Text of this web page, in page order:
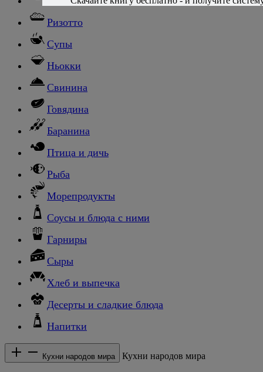
Ризотто
Супы
Ньокки
Свинина
Говядина
Баранина
Птица и дичь
Рыба
Морепродукты
Соусы и блюда с ними
Гарниры
Сыры
Хлеб и выпечка
Десерты и сладкие блюда
Напитки
Кухни народов мира Кухни народов мира